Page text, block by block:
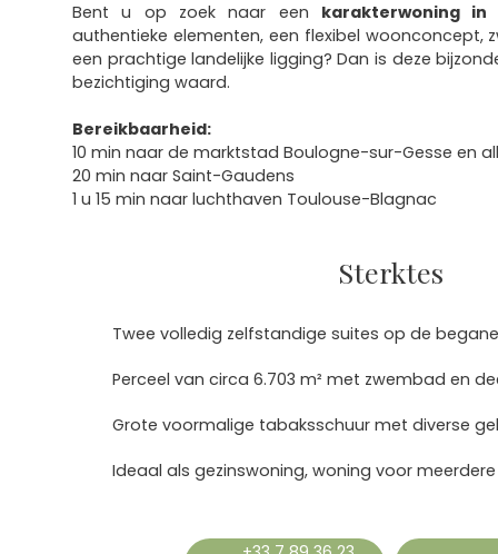
Bent u op zoek naar een karakterwoning in
authentieke elementen, een flexibel woonconcept,
een prachtige landelijke ligging? Dan is deze
bezichtiging waard.
Bereikbaarheid:
10 min naar de marktstad Boulogne-sur-Gesse en
20 min naar Saint-Gaudens
1 u 15 min naar luchthaven Toulouse-Blagnac
Sterktes
Twee volledig zelfstandige suites op de
Perceel van circa 6.703 m² met zwembad en
Grote voormalige tabaksschuur met diverse